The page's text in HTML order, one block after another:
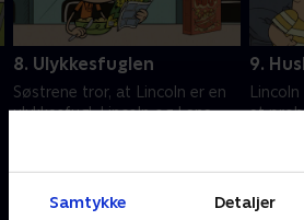
Samtykke Detaljer
8. Ulykkesfuglen
Søstrene tror, at Lincoln er en
ulykkesfugl. Lincoln og Lana
9.
et